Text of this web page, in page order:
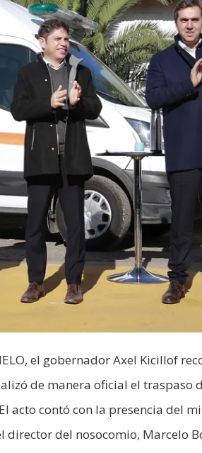
el gobernador Axel Kicillof
de manera oficial el traspaso
acto contó con la presencia del
director del nosocomio, Marcelo